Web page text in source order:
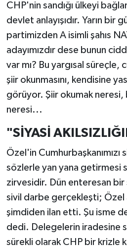
CHP'nin sandığı ülkeyi
devlet anlayışıdır. Yarın bir
partimizden A isimli şahıs
adayımızdır dese bunun
var mı? Bu yargısal süreçle,
şiir okunmasını, kendisine
görüyor. Şiir okumak neresi,
neresi...
"SİYASİ
Özel'in Cumhurbaşkanımızı
sözlerle yan yana getirmesi
zirvesidir. Dün enteresan
sivil darbe gerçekleşti; Özel
şimdiden ilan etti. Şu isme
dedi. Delegelerin iradesine
sürekli olarak CHP bir krizle